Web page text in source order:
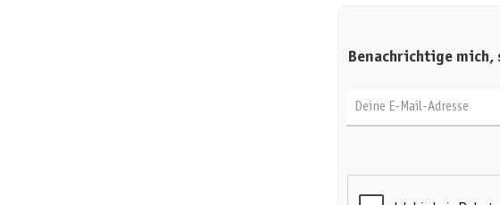
Benachrichtige